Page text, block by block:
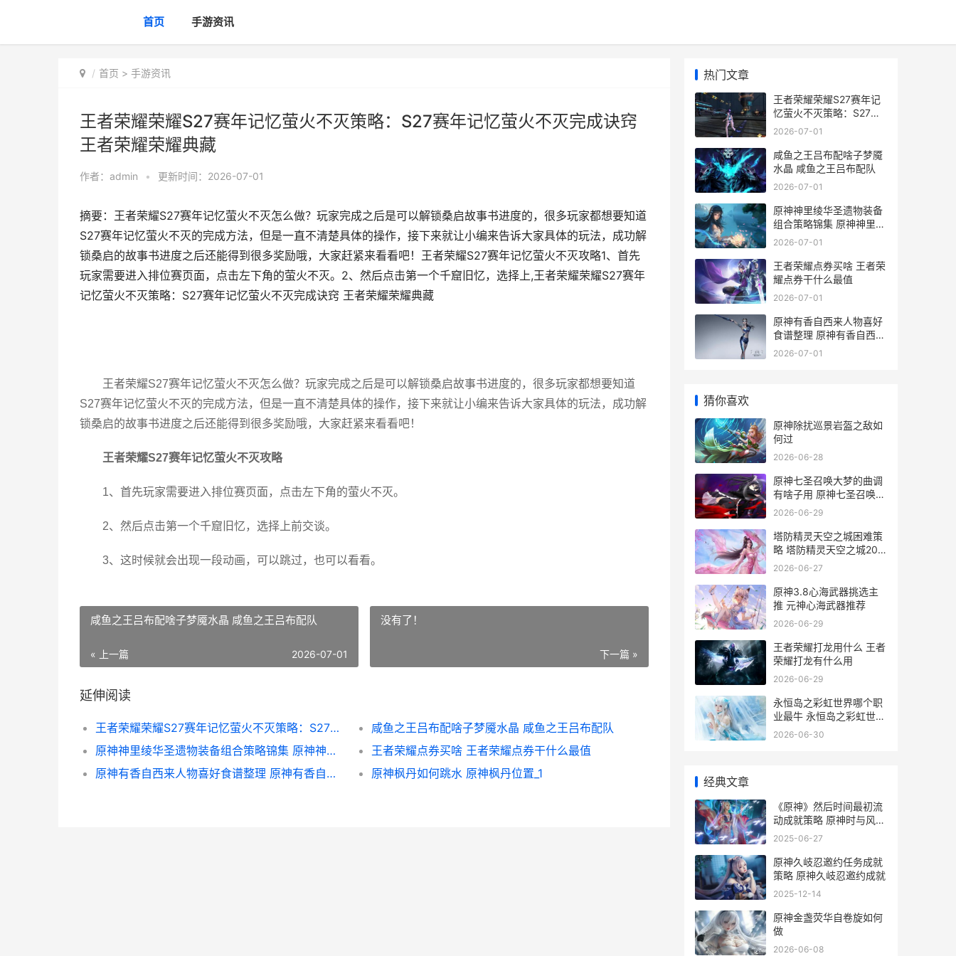
首页 手游资讯
首页 > 手游资讯
王者荣耀荣耀S27赛年记忆萤火不灭策略：S27赛年记忆萤火不灭完成诀窍
王者荣耀荣耀典藏
作者： admin • 更新时间：2026-07-01
摘要：王者荣耀S27赛年记忆萤火不灭怎么做？玩家完成之后是可以解锁桑启故事书进度的，很多玩家都想要知道
S27赛年记忆萤火不灭的完成方法，但是一直不清楚具体的操作，接下来就让小编来告诉大家具体的玩法，成功解
锁桑启的故事书进度之后还能得到很多奖励哦，大家赶紧来看看吧！王者荣耀S27赛年记忆萤火不灭攻略1、首先
玩家需要进入排位赛页面，点击左下角的萤火不灭。2、然后点击第一个千窟旧忆，选择上,王者荣耀荣耀S27赛年
记忆萤火不灭策略：S27赛年记忆萤火不灭完成诀窍 王者荣耀荣耀典藏
王者荣耀S27赛年记忆萤火不灭怎么做？玩家完成之后是可以解锁桑启故事书进度的，很多玩家都想要知道
S27赛年记忆萤火不灭的完成方法，但是一直不清楚具体的操作，接下来就让小编来告诉大家具体的玩法，成功解
锁桑启的故事书进度之后还能得到很多奖励哦，大家赶紧来看看吧！
王者荣耀S27赛年记忆萤火不灭攻略
1、首先玩家需要进入排位赛页面，点击左下角的萤火不灭。
2、然后点击第一个千窟旧忆，选择上前交谈。
3、这时候就会出现一段动画，可以跳过，也可以看看。
咸鱼之王吕布配啥子梦魇水晶 咸鱼之王吕布配队
« 上一篇 2026-07-01
没有了！
下一篇 »
延伸阅读
王者荣耀荣耀S27赛年记忆萤火不灭策略：S27赛年记忆萤火不灭完成诀窍 王者荣耀荣耀典藏
咸鱼之王吕布配啥子梦魇水晶 咸鱼之王吕布配队
原神神里绫华圣遗物装备组合策略锦集 原神神里绫华圣遗物怎么获得
王者荣耀点券买啥 王者荣耀点券干什么最值
原神有香自西来人物喜好食谱整理 原神有香自西来活动每个角色喜爱什么
原神枫丹如何跳水 原神枫丹位置_1
热门文章
王者荣耀荣耀S27赛年记
忆萤火不灭策略：S27赛
年记忆萤火不灭完成诀窍
2026-07-01
咸鱼之王吕布配啥子梦魇
水晶 咸鱼之王吕布配队
2026-07-01
原神神里绫华圣遗物装备
组合策略锦集 原神神里绫
华圣遗物怎么获得
2026-07-01
王者荣耀点券买啥 王者荣
耀点券干什么最值
2026-07-01
原神有香自西来人物喜好
食谱整理 原神有香自西来
活动每个角色喜爱什么
2026-07-01
猜你喜欢
原神除扰巡景岩盔之敌如
何过
2026-06-28
原神七圣召唤大梦的曲调
有啥子用 原神七圣召唤大
概有多少玩家
2026-06-29
塔防精灵天空之城困难策
略 塔防精灵天空之城20
关攻略
2026-06-27
原神3.8心海武器挑选主
推 元神心海武器推荐
2026-06-29
王者荣耀打龙用什么 王者
荣耀打龙有什么用
2026-06-29
永恒岛之彩虹世界哪个职
业最牛 永恒岛之彩虹世界
温泉券在哪里得到
2026-06-30
经典文章
《原神》然后时间最初流
动成就策略 原神时与风是
什么意思
2025-06-27
原神久岐忍邀约任务成就
策略 原神久岐忍邀约成就
2025-12-14
原神金盏荧华自卷旋如何
做
2026-06-08